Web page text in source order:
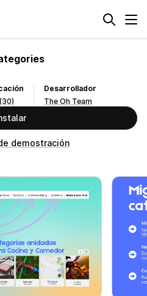
(30)
Desarrollador
The Oh Team
demostración